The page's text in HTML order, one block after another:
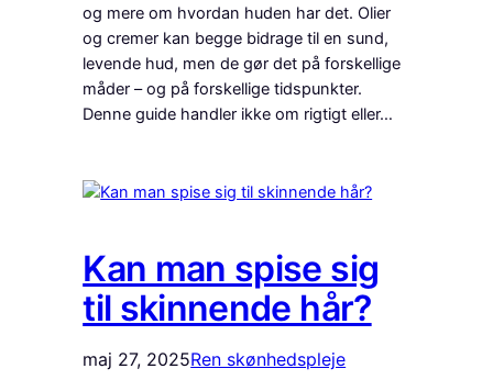
og mere om hvordan huden har det. Olier
og cremer kan begge bidrage til en sund,
levende hud, men de gør det på forskellige
måder – og på forskellige tidspunkter.
Denne guide handler ikke om rigtigt eller…
Kan man spise sig
til skinnende hår?
maj 27, 2025Ren skønhedspleje